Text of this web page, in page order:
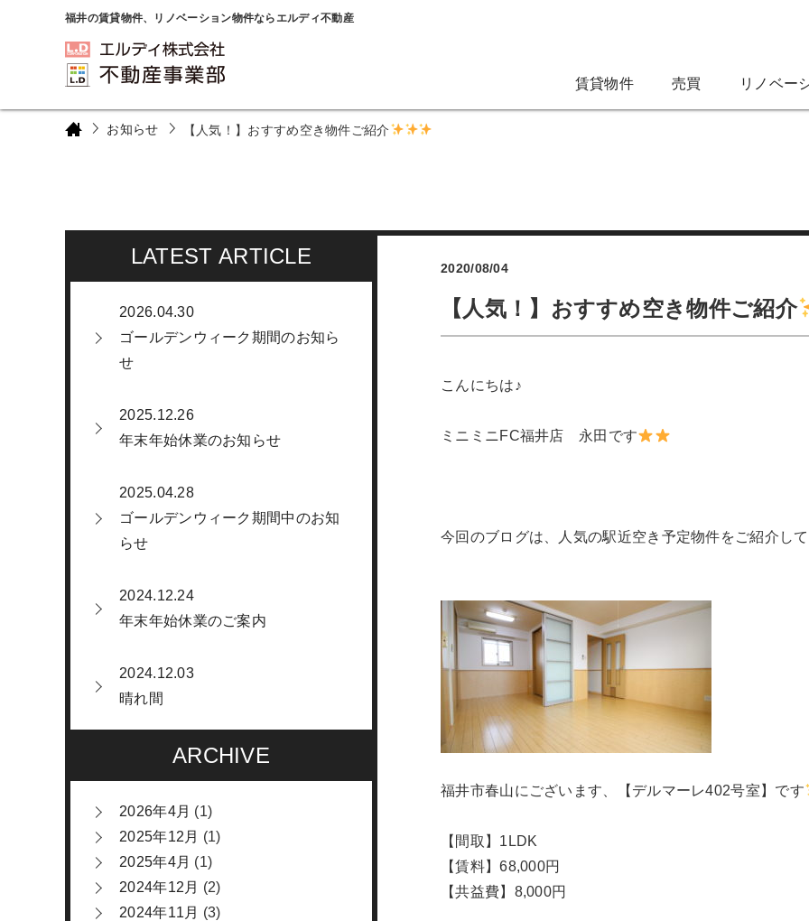
福井の賃貸物件、リノベーション物件ならエルディ不動産
賃貸物件 売買 リノベー
お知らせ 【人気！】おすすめ空き物件ご紹介
2020/08/04
【人気！】おすすめ空き物件ご紹介
こんにちは♪
ミニミニFC福井店 永田です
今回のブログは、人気の駅近空き予定物件をご紹介し
福井市春山にございます、【デルマーレ402号室】です
【間取】1LDK
【賃料】68,000円
【共益費】8,000円
LATEST ARTICLE
2026.04.30
ゴールデンウィーク期間のお知ら
せ
2025.12.26
年末年始休業のお知らせ
2025.04.28
ゴールデンウィーク期間中のお知
らせ
2024.12.24
年末年始休業のご案内
2024.12.03
晴れ間
ARCHIVE
2026年4月 (1)
2025年12月 (1)
2025年4月 (1)
2024年12月 (2)
2024年11月 (3)